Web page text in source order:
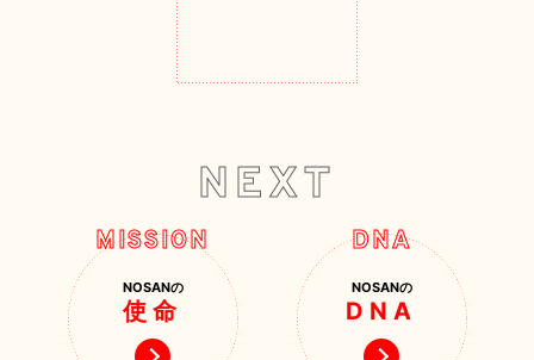
NEXT
MISSION
NOSANの
使命
DNA
NOSANの
DNA